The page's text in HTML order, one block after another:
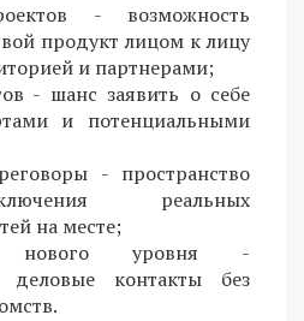
- возможность
продукт лицом к лицу
и партнерами;
- шанс заявить о себе
и потенциальными
- пространство
реальных
на месте;
нового уровня -
деловые контакты без